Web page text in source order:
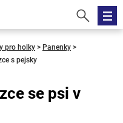
pro holky > Panenky >
s pejsky
se psi v